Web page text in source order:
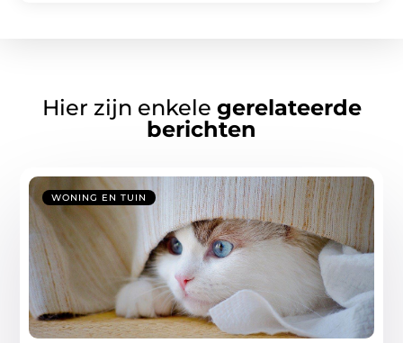
Hier zijn enkele gerelateerde
berichten
WONING EN TUIN